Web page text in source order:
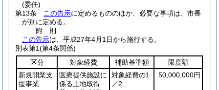
(委任)
第13条
この告示に定めるもののほか、必要な事項は、市長
が別に定める。
附 則
この告示は、平成27年4月1日から施行する。
別表第1(第4条関係)
区分
対象経費 補助基準額
限度額
新規開業支
援事業
医療提供施設に
係る土地取得
対象経費の1
／2
50,000,000円